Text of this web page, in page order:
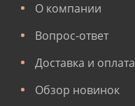
О компании
Вопрос-ответ
Доставка и оплата
Обзор новинок